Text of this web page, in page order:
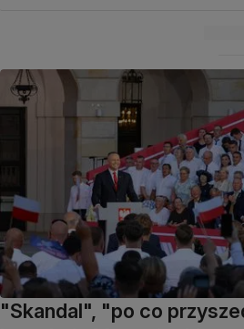
"Skandal", "po co